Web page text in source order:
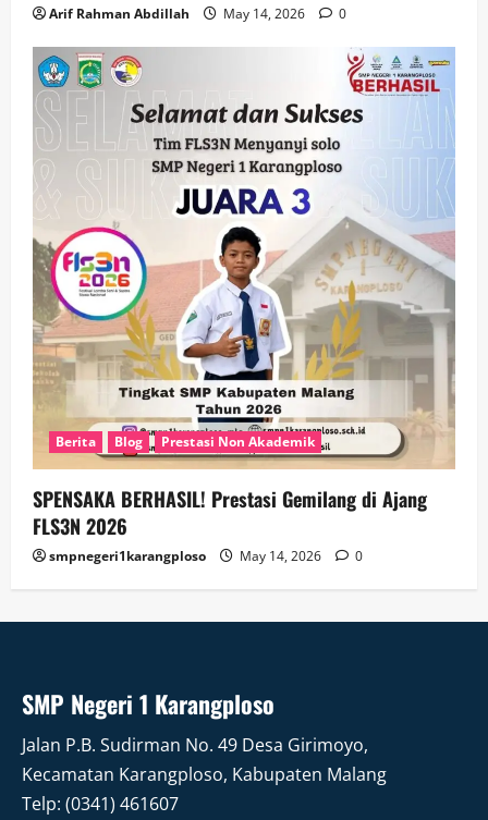
Arif Rahman Abdillah May 14, 2026 0
Berita Blog Prestasi Non Akademik
SPENSAKA BERHASIL! Prestasi Gemilang di Ajang
FLS3N 2026
smpnegeri1karangploso May 14, 2026 0
SMP Negeri 1 Karangploso
Jalan P.B. Sudirman No. 49 Desa Girimoyo,
Kecamatan Karangploso, Kabupaten Malang
Telp: (0341) 461607